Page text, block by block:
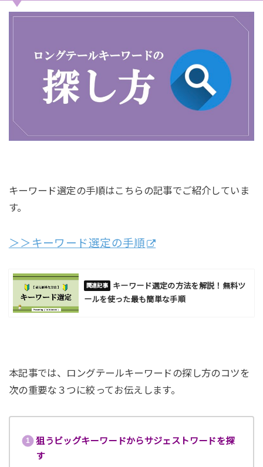
キーワード選定の手順はこちらの記事でご紹介していま
す。
＞＞キーワード選定の手順
キーワード選定の方法を解説！無料ツ
ールを使った最も簡単な手順
本記事では、ロングテールキーワードの探し方のコツを
次の重要な３つに絞ってお伝えします。
狙うビッグキーワードからサジェストワードを探
す